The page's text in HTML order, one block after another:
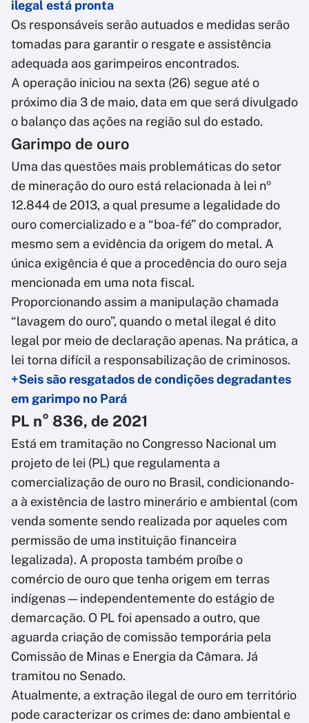
ilegal está pronta
Os responsáveis serão autuados e medidas serão
tomadas para garantir o resgate e assistência
adequada aos garimpeiros encontrados.
A operação iniciou na sexta (26) segue até o
próximo dia 3 de maio, data em que será divulgado
o balanço das ações na região sul do estado.
Garimpo de ouro
Uma das questões mais problemáticas do setor
de mineração do ouro está relacionada à lei nº
12.844 de 2013, a qual presume a legalidade do
ouro comercializado e a “boa-fé” do comprador,
mesmo sem a evidência da origem do metal. A
única exigência é que a procedência do ouro seja
mencionada em uma nota fiscal.
Proporcionando assim a manipulação chamada
“lavagem do ouro”, quando o metal ilegal é dito
legal por meio de declaração apenas. Na prática, a
lei torna difícil a responsabilização de criminosos.
+Seis são resgatados de condições degradantes
em garimpo no Pará
PL n° 836, de 2021
Está em tramitação no Congresso Nacional um
projeto de lei (PL) que regulamenta a
comercialização de ouro no Brasil, condicionando-
a à existência de lastro minerário e ambiental (com
venda somente sendo realizada por aqueles com
permissão de uma instituição financeira
legalizada). A proposta também proíbe o
comércio de ouro que tenha origem em terras
indígenas — independentemente do estágio de
demarcação. O PL foi apensado a outro, que
aguarda criação de comissão temporária pela
Comissão de Minas e Energia da Câmara. Já
tramitou no Senado.
Atualmente, a extração ilegal de ouro em território
pode caracterizar os crimes de: dano ambiental e